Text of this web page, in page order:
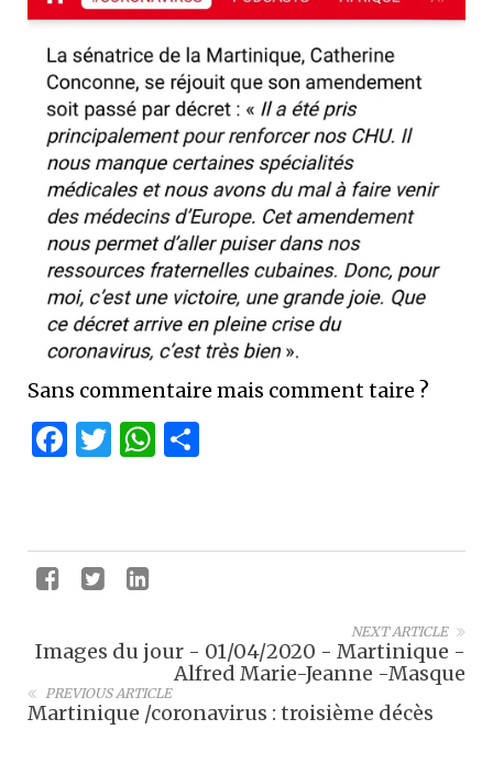
Sans commentaire mais comment taire ?
Facebook
Twitter
WhatsApp
NEXT ARTICLE
Images du jour - 01/04/2020 - Martinique -
Alfred Marie-Jeanne -Masque
PREVIOUS ARTICLE
Martinique /coronavirus : troisième décès